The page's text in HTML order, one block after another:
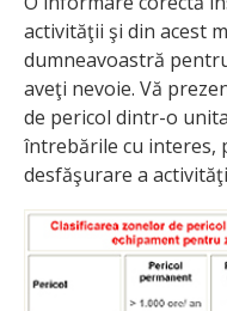
activităţii şi din acest
dumneavoastră
aveţi nevoie. Vă
de pericol dintr-o
întrebările cu interes,
desfăşurare a